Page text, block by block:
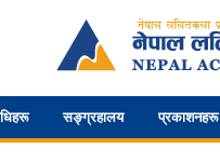
सङ्ग्रहालय प्रकाशनहरू